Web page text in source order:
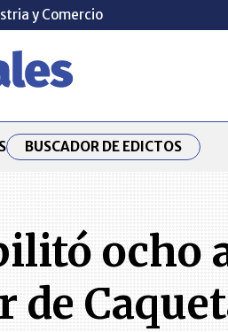
y Comercio
BUSCADOR DE EDICTOS
ocho
de